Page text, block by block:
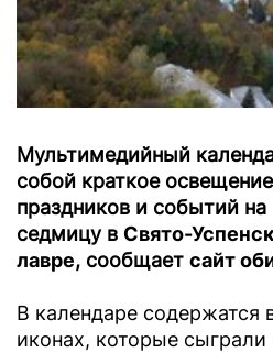
Мультимедийный
собой краткое
праздников и событий
седмицу в Свято-
лавре, сообщает сайт
В календаре
иконах, которые